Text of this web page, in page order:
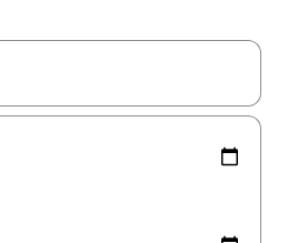
yukarı ve aşağı oklarıyla